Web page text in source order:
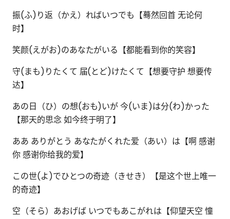
振(ふ)り返（かえ）ればいつでも【蓦然回首 无论何
时】
笑颜(えがお)のあなたがいる【都能看到你的笑容】
守(まも)りたくて 届(とど)けたくて【想要守护 想要传
达】
あの日（ひ）の想(おも)いが 今(いま)は分(わ)かった
【那天的思念 如今终于明了】
ああ ありがとう あなたがくれた爱（あい）は【啊 感谢
你 感谢你给我的爱】
この世(よ)でひとつの奇迹（きせき）【是这个世上唯一
的奇迹】
空（そら）あおげば いつでもあこがれは【仰望天空 憧